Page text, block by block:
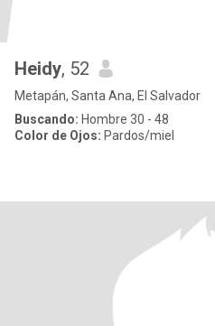
Heidy, 52
Metapán, Santa Ana, El Salvador
Buscando: Hombre 30 - 48
Color de Ojos: Pardos/miel